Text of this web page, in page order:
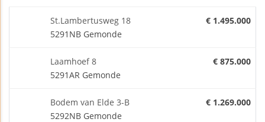
St.Lambertusweg 18
5291NB Gemonde
€ 1.495.000
Laamhoef 8
5291AR Gemonde
€ 875.000
Bodem van Elde 3-B
5292NB Gemonde
€ 1.269.000